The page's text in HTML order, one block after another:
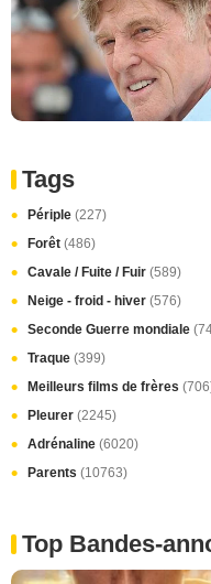
Tags
Périple (227)
Forêt (486)
Cavale / Fuite / Fuir (589)
Neige - froid - hiver (576)
Seconde Guerre mondiale
Traque (399)
Meilleurs films de frères
Pleurer (2245)
Adrénaline (6020)
Parents (10763)
Top Bandes-